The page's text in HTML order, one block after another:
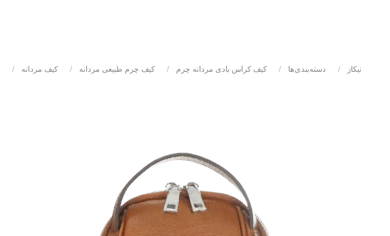
نیکاز / دسته‌بندی‌ها / کیف کراس بادی مردانه چرم / کیف چرم طبیعی مردانه / کیف مردانه /